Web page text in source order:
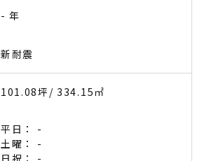
- 年
新耐震
101.08坪 / 334.15㎡
平日： -
土曜： -
日祝： -